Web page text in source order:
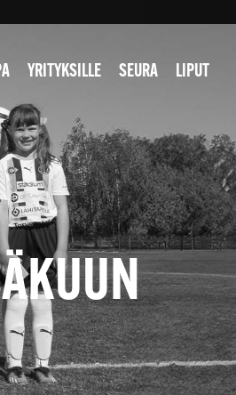
YRITYKSILLE SEURA LIPUT